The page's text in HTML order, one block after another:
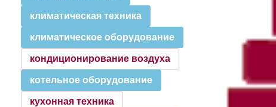
климатическая техника
климатическое оборудование
кондиционирование воздуха
котельное оборудование
кухонная техника